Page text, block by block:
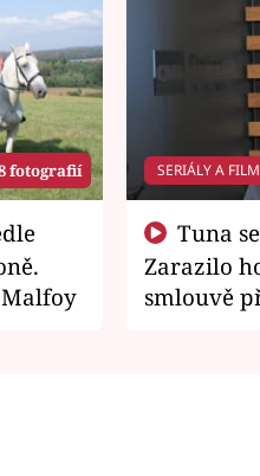
fotografií SERIÁLY A
Zarazilo
smlouvě